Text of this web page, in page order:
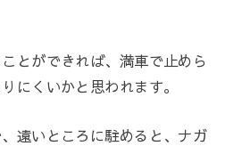
とができれば、満車で止めら
にくいかと思われます。
遠いところに駐めると、ナガ